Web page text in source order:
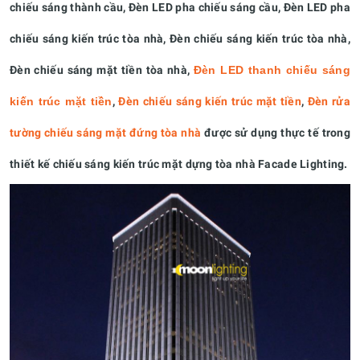
chiếu sáng thành cầu, Đèn LED pha chiếu sáng cầu, Đèn LED pha
chiếu sáng kiến trúc tòa nhà, Đèn chiếu sáng kiến trúc tòa nhà,
Đèn chiếu sáng mặt tiền tòa nhà, Đèn LED thanh chiếu sáng
kiến trúc mặt tiền,Đèn chiếu sáng kiến trúc mặt tiền, Đèn rửa
tường chiếu sáng mặt đứng tòa nhà được sử dụng thực tế trong
thiết kế chiếu sáng kiến trúc mặt dựng tòa nhà Facade Lighting.